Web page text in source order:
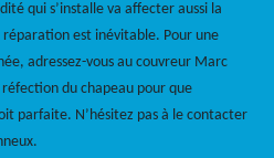
qui s’installe va affecter aussi la
réparation est inévitable. Pour une
adressez-vous au couvreur Marc
du chapeau pour que
parfaite. N’hésitez pas à le contacter